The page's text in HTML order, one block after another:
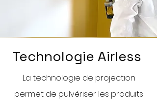
Technologie Airless
La technologie de projection
permet de pulvériser les produits